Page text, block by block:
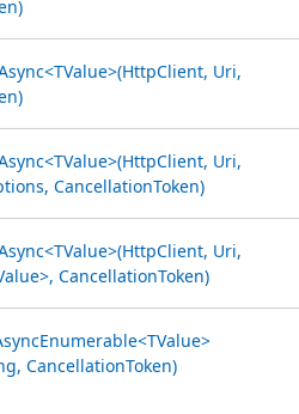
Uri,
Uri,
CancellationToken)
Uri,
CancellationToken)
CancellationToken)